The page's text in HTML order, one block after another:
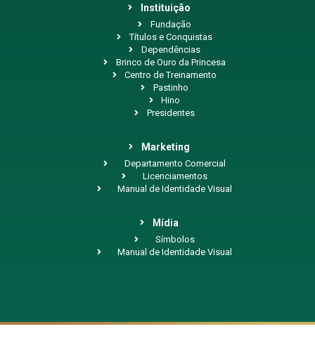
Instituição
Fundação
Títulos e Conquistas
Dependências
Brinco de Ouro da Princesa
Centro de Treinamento
Pastinho
Hino
Presidentes
Marketing
Departamento Comercial
Licenciamentos
Manual de Identidade Visual
Mídia
Símbolos
Manual de Identidade Visual